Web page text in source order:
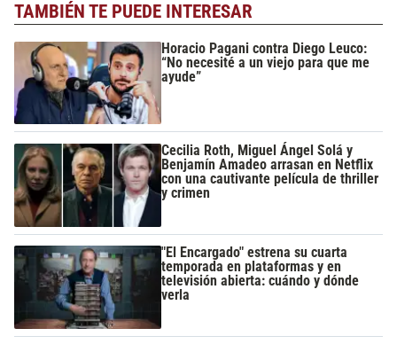
TAMBIÉN TE PUEDE INTERESAR
Horacio Pagani contra Diego Leuco:
“No necesité a un viejo para que me
ayude”
Cecilia Roth, Miguel Ángel Solá y
Benjamín Amadeo arrasan en Netflix
con una cautivante película de thriller
y crimen
"El Encargado" estrena su cuarta
temporada en plataformas y en
televisión abierta: cuándo y dónde
verla